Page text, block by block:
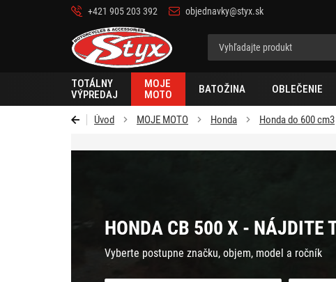
+421 905 203 392 objednavky@styx.sk
Styx
TOTÁLNY
VÝPREDAJ
MOJE
MOTO
BATOŽINA OBLEČENIE
Úvod MOJE MOTO Honda Honda do 600 cm3
HONDA CB 500 X - NÁJDITE
Vyberte postupne značku, objem, model a ročník